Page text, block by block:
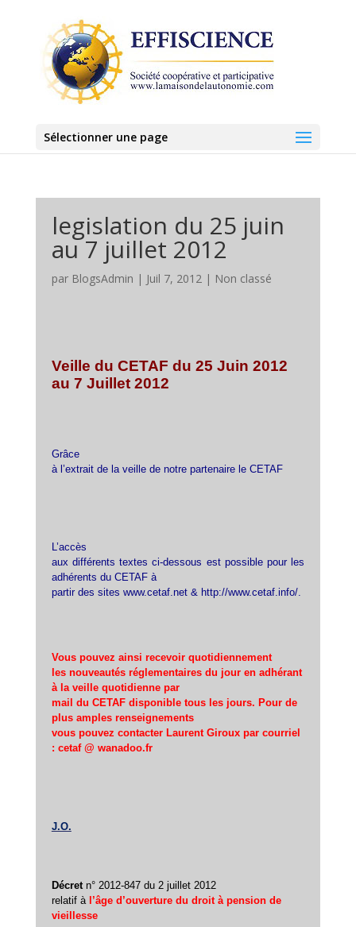
Sélectionner une page
legislation du 25 juin
au 7 juillet 2012
par BlogsAdmin | Juil 7, 2012| Non classé
Veille du CETAF du 25 Juin 2012
au 7 Juillet 2012
Grâce
à l’extrait de la veille de notre partenaire le CETAF
L’accès
aux différents textes ci-dessous est possible pour les
adhérents du CETAF à
partir des sites www.cetaf.net & http://www.cetaf.info/.
Vous pouvez ainsi recevoir quotidiennement
les nouveautés réglementaires du jour en adhérant
à la veille quotidienne par
mail du CETAF disponible tous les jours. Pour de
plus amples renseignements
vous pouvez contacter Laurent Giroux par courriel
: cetaf @ wanadoo.fr
J.O.
Décretn° 2012-847 du 2 juillet 2012
relatif à l’âge d’ouverture du droit à pension de
vieillesse